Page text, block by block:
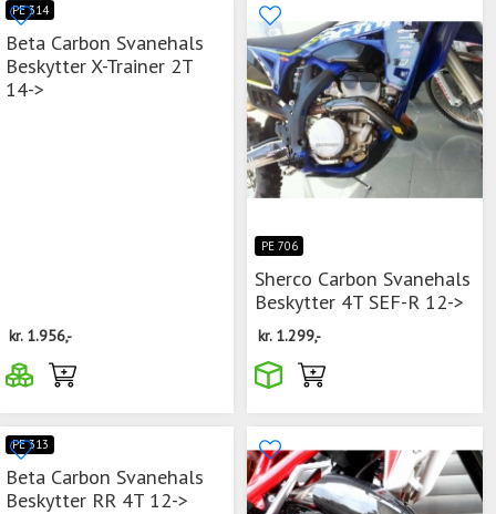
PE 314
Beta Carbon Svanehals
Beskytter X-Trainer 2T
14->
kr. 1.956,-
PE 706
Sherco Carbon Svanehals
Beskytter 4T SEF-R 12->
kr. 1.299,-
PE 313
Beta Carbon Svanehals
Beskytter RR 4T 12->